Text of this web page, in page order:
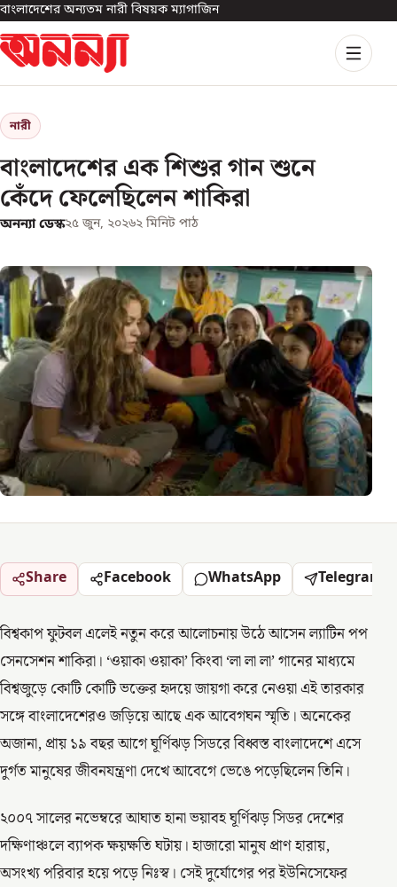
বাংলাদেশের অন্যতম নারী বিষয়ক ম্যাগাজিন
নারী
বাংলাদেশের এক শিশুর গান শুনে
কেঁদে ফেলেছিলেন শাকিরা
অনন্যা ডেস্ক২৫ জুন, ২০২৬২ মিনিট পাঠ
Share Facebook WhatsApp Telegram
বিশ্বকাপ ফুটবল এলেই নতুন করে আলোচনায় উঠে আসেন ল্যাটিন পপ
সেনসেশন শাকিরা। ‘ওয়াকা ওয়াকা’ কিংবা ‘লা লা লা’ গানের মাধ্যমে
বিশ্বজুড়ে কোটি কোটি ভক্তের হৃদয়ে জায়গা করে নেওয়া এই তারকার
সঙ্গে বাংলাদেশেরও জড়িয়ে আছে এক আবেগঘন স্মৃতি। অনেকের
অজানা, প্রায় ১৯ বছর আগে ঘূর্ণিঝড় সিডরে বিধ্বস্ত বাংলাদেশে এসে
দুর্গত মানুষের জীবনযন্ত্রণা দেখে আবেগে ভেঙে পড়েছিলেন তিনি।
২০০৭ সালের নভেম্বরে আঘাত হানা ভয়াবহ ঘূর্ণিঝড় সিডর দেশের
দক্ষিণাঞ্চলে ব্যাপক ক্ষয়ক্ষতি ঘটায়। হাজারো মানুষ প্রাণ হারায়,
অসংখ্য পরিবার হয়ে পড়ে নিঃস্ব। সেই দুর্যোগের পর ইউনিসেফের